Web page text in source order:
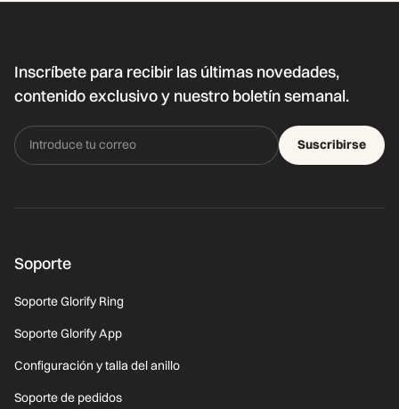
Inscríbete para recibir las últimas novedades,
contenido exclusivo y nuestro boletín semanal.
Suscribirse
Soporte
Soporte Glorify Ring
Soporte Glorify App
Configuración y talla del anillo
Soporte de pedidos